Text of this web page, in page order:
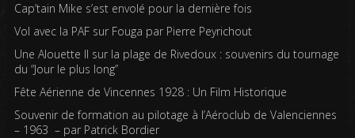
Cap’tain Mike s’est envolé pour la dernière fois
Vol avec la PAF sur Fouga par Pierre Peyrichout
Une Alouette II sur la plage de Rivedoux : souvenirs du tournage
du “Jour le plus long”
Fête Aérienne de Vincennes 1928 : Un Film Historique
Souvenir de formation au pilotage à l’Aéroclub de Valenciennes
– 1963 – par Patrick Bordier